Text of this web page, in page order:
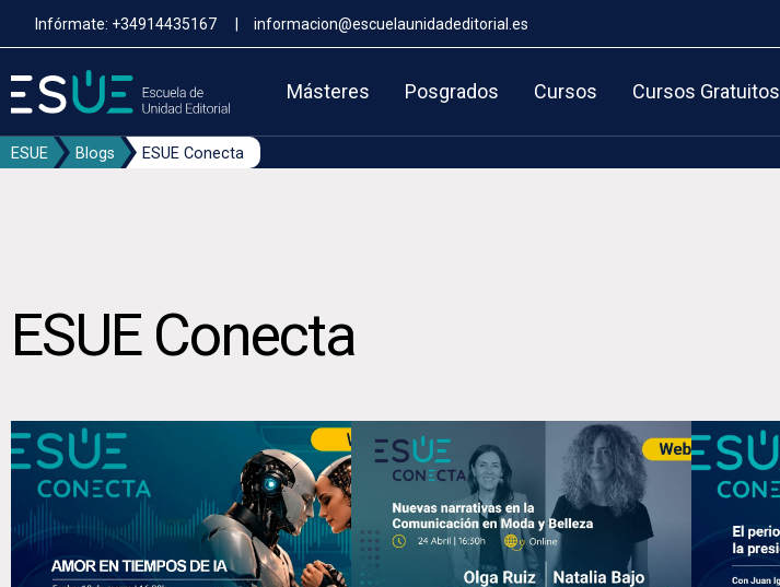
contenido
principal
Infórmate: +34914435167 | informacion@escuelaunidadeditorial.es
Másteres Posgrados Cursos Cursos Gratuitos
ESUE Blogs ESUE Conecta
ESUE Conecta